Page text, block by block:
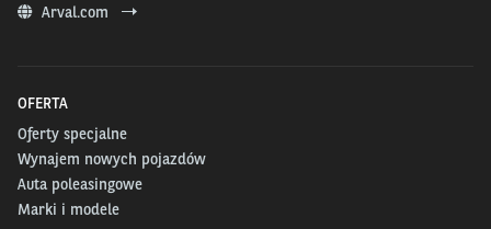
Arval.com
OFERTA
Oferty specjalne
Wynajem nowych pojazdów
Auta poleasingowe
Marki i modele